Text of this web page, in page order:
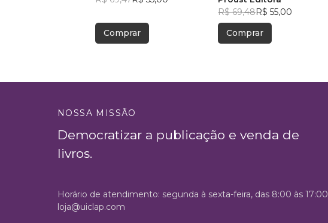
Comprar
R$ 69,48R$ 55,00
Comprar
NOSSA MISSÃO
Democratizar a publicação e venda de
livros.
Horário de atendimento: segunda à sexta-feira, das 8:00 às 17:00
loja@uiclap.com